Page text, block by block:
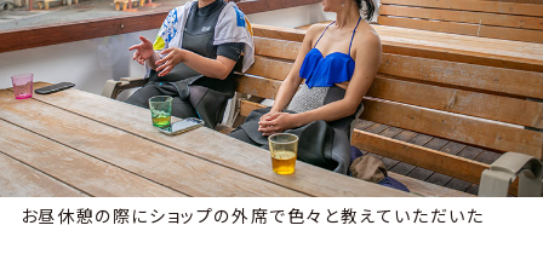
お昼休憩の際にショップの外席で色々と教えていただいた